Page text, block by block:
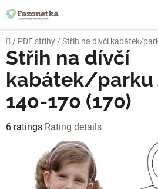
to
content
Home
/ PDF střihy / Střih na dívčí kabátek/
Střih na dívčí
kabátek/parku
140-170 (170)
The
6 ratings Rating details